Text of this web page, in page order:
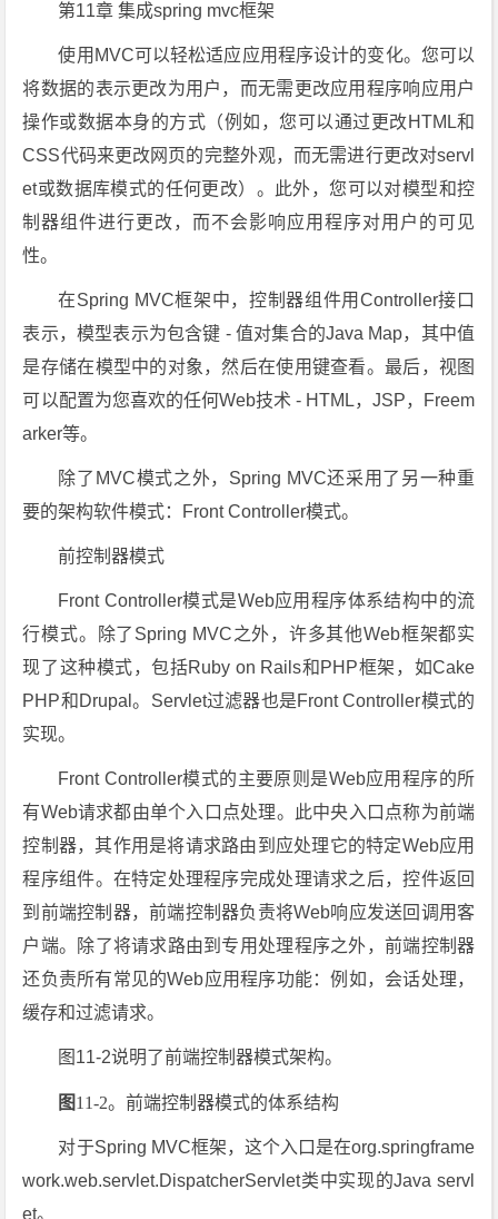
第11章 集成spring mvc框架
使用MVC可以轻松适应应用程序设计的变化。您可以
将数据的表示更改为用户，而无需更改应用程序响应用户
操作或数据本身的方式（例如，您可以通过更改HTML和
CSS代码来更改网页的完整外观，而无需进行更改对servl
et或数据库模式的任何更改）。此外，您可以对模型和控
制器组件进行更改，而不会影响应用程序对用户的可见
性。
在Spring MVC框架中，控制器组件用Controller接口
表示，模型表示为包含键 - 值对集合的Java Map，其中值
是存储在模型中的对象，然后在使用键查看。最后，视图
可以配置为您喜欢的任何Web技术 - HTML，JSP，Freem
arker等。
除了MVC模式之外，Spring MVC还采用了另一种重
要的架构软件模式：Front Controller模式。
前控制器模式
Front Controller模式是Web应用程序体系结构中的流
行模式。除了Spring MVC之外，许多其他Web框架都实
现了这种模式，包括Ruby on Rails和PHP框架，如Cake
PHP和Drupal。Servlet过滤器也是Front Controller模式的
实现。
Front Controller模式的主要原则是Web应用程序的所
有Web请求都由单个入口点处理。此中央入口点称为前端
控制器，其作用是将请求路由到应处理它的特定Web应用
程序组件。在特定处理程序完成处理请求之后，控件返回
到前端控制器，前端控制器负责将Web响应发送回调用客
户端。除了将请求路由到专用处理程序之外，前端控制器
还负责所有常见的Web应用程序功能：例如，会话处理，
缓存和过滤请求。
图11-2说明了前端控制器模式架构。
图11-2。前端控制器模式的体系结构
对于Spring MVC框架，这个入口是在org.springframe
work.web.servlet.DispatcherServlet类中实现的Java servl
et。